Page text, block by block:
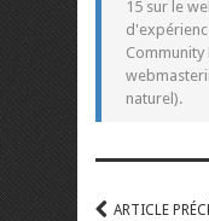
15 sur le
Community
naturel).
ARTICLE